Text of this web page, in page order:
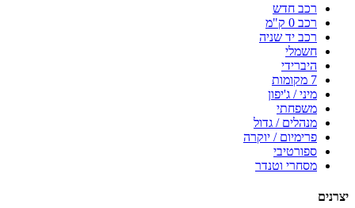
רכב חדש
רכב 0 ק"מ
רכב יד שניה
חשמלי
היברידי
7 מקומות
מיני / ג'יפון
משפחתי
מנהלים / גדול
פרימיום / יוקרה
ספורטיבי
מסחרי וטנדר
יצרנים